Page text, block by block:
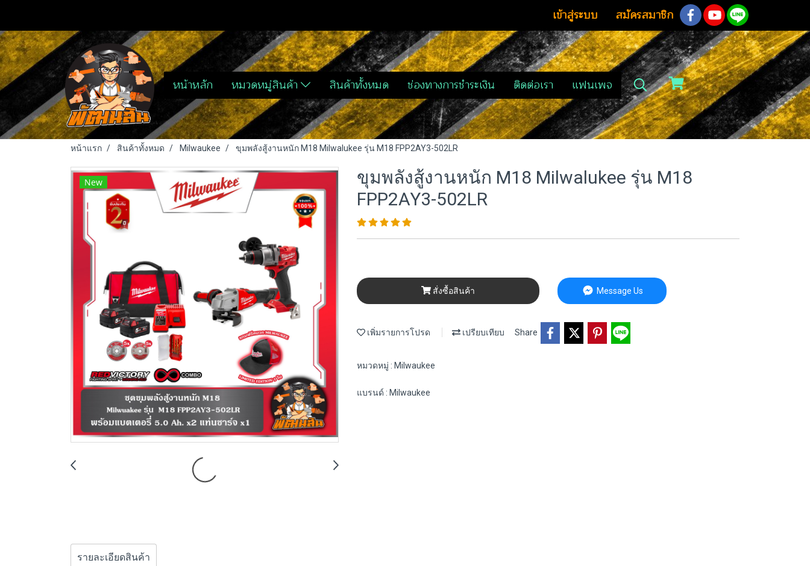
เข้าสู่ระบบ สมัครสมาชิก
หน้าหลัก หมวดหมู่สินค้า สินค้าทั้งหมด ช่องทางการชำระเงิน ติดต่อเรา แฟนเพจ
หน้าแรก สินค้าทั้งหมด Milwaukee ขุมพลังสู้งานหนัก M18 Milwalukee รุ่น M18 FPP2AY3-502LR
New
ขุมพลังสู้งานหนัก M18 Milwalukee รุ่น M18
FPP2AY3-502LR
สั่งซื้อสินค้า Message Us
เพิ่มรายการโปรด เปรียบเทียบ Share
หมวดหมู่ : Milwaukee
แบรนด์ : Milwaukee
รายละเอียดสินค้า